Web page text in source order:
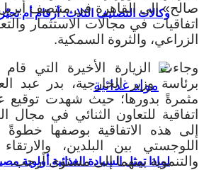
وكالات التصنيف الثلاث: أرقام أم
لماذا تمثل السيادة الغذائية أولوية
اتفاقيات في مجالات الاستثمار
الزراعي، والثروة السمكية.
وجاءت الزيارة الأخيرة التي
برئاسة وزير الخارجية، بدر عبد
مثمرةً بدورها؛ حيث شهدت توقيع
اتفاقية للتعاون الثنائي في مجال
إلى هذه الاتفاقية بوصفها خطوةً
اللوجستي بين البلدين، والارتقاء
والتنموية بينهما إلى مستوى أرحب.